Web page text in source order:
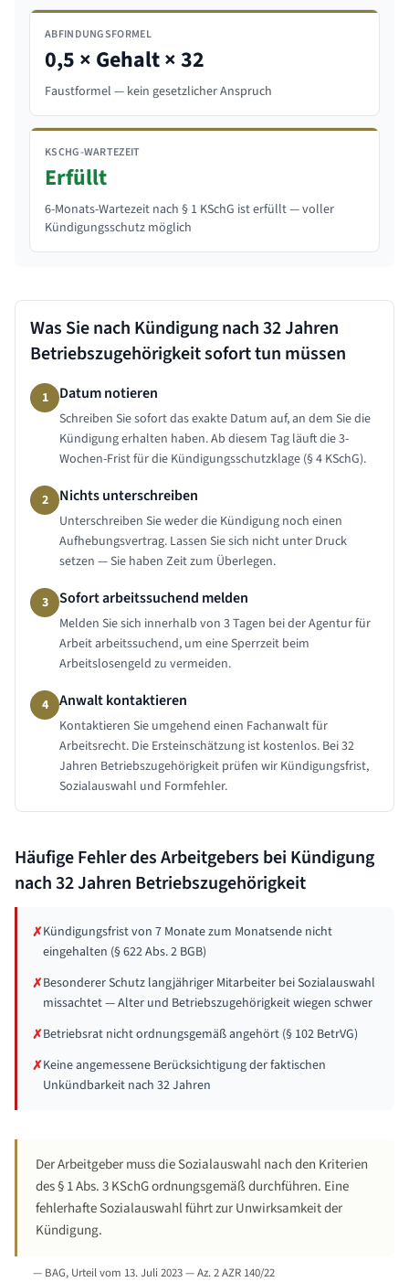
ABFINDUNGSFORMEL
0,5 × Gehalt × 32
Faustformel — kein gesetzlicher Anspruch
KSCHG-WARTEZEIT
Erfüllt
6-Monats-Wartezeit nach § 1 KSchG ist erfüllt — voller
Kündigungsschutz möglich
Was Sie nach Kündigung nach32 Jahren
Betriebszugehörigkeit sofort tun müssen
1 Datum notieren
Schreiben Sie sofort das exakte Datum auf, an dem Sie die
Kündigung erhalten haben. Ab diesem Tag läuft die 3-
Wochen-Frist für die Kündigungsschutzklage (§ 4 KSchG).
2 Nichts unterschreiben
Unterschreiben Sie weder die Kündigung noch einen
Aufhebungsvertrag. Lassen Sie sich nicht unter Druck
setzen — Sie haben Zeit zum Überlegen.
3 Sofort arbeitssuchend melden
Melden Sie sich innerhalb von 3 Tagen bei der Agentur für
Arbeit arbeitssuchend, um eine Sperrzeit beim
Arbeitslosengeld zu vermeiden.
4 Anwalt kontaktieren
Kontaktieren Sie umgehend einen Fachanwalt für
Arbeitsrecht. Die Ersteinschätzung ist kostenlos. Bei 32
Jahren Betriebszugehörigkeit prüfen wir Kündigungsfrist,
Sozialauswahl und Formfehler.
Häufige Fehler des Arbeitgebers bei Kündigung
nach32 Jahren Betriebszugehörigkeit
✗Kündigungsfrist von 7 Monate zum Monatsende nicht
eingehalten (§ 622 Abs. 2 BGB)
✗Besonderer Schutz langjähriger Mitarbeiter bei Sozialauswahl
missachtet — Alter und Betriebszugehörigkeit wiegen schwer
✗Betriebsrat nicht ordnungsgemäß angehört (§ 102 BetrVG)
✗Keine angemessene Berücksichtigung der faktischen
Unkündbarkeit nach 32 Jahren
Der Arbeitgeber muss die Sozialauswahl nach den Kriterien
des § 1 Abs. 3 KSchG ordnungsgemäß durchführen. Eine
fehlerhafte Sozialauswahl führt zur Unwirksamkeit der
Kündigung.
— BAG, Urteil vom 13. Juli 2023 — Az. 2 AZR 140/22